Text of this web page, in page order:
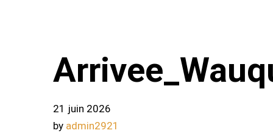
21 juin 2026
by admin2921